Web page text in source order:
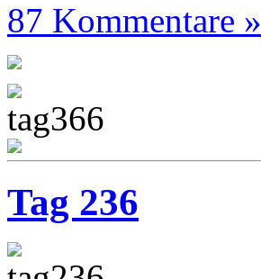
87 Kommentare »
Tag 236